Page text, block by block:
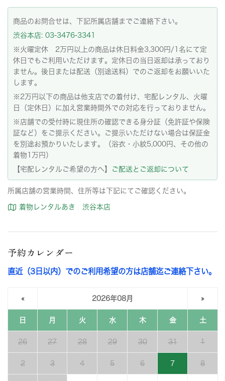
商品のお問合せは、下記所属店舗までご連絡下さい。
渋谷本店: 03-3476-3341
※火曜定休 2万円以上の商品は休日料金3,300円/1名にて定
休日でもご利用いただけます。定休日の当日返却は承っており
ません。後日または配送（別途送料）でのご返却をお願いいた
します。
※2万円以下の商品は他支店での着付け、宅配レンタル、火曜
日（定休日）に加え営業時間外での対応を行っておりません。
※店舗での受付時に現住所の確認できる身分証（免許証や保険
証など）をご提示ください。ご提示いただけない場合は保証金
を別途お預かりいたします。（浴衣・小紋5,000円、その他の
着物1万円）
【宅配レンタルご希望の方へ】
ご配送とご返却について
所属店舗の営業時間、住所等は下記にてご確認ください。
着物レンタルあき 渋谷本店
予約カレンダー
直近（3日以内）でのご利用希望の方は店舗迄ご連絡下さい。
« 2026年08月 »
日 月 火 水 木 金 土
26 27 28 29 30 31 1
2 3 4 5 6 7 8